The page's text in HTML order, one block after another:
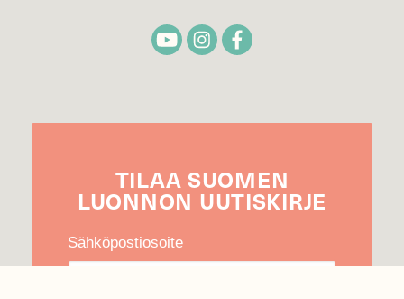
TILAA SUOMEN
LUONNON UUTIS­KIRJE
Sähköpostiosoite